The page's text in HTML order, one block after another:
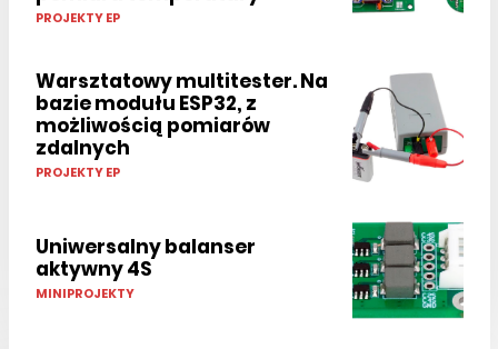
PROJEKTY EP
Warsztatowy multitester. Na
bazie modułu ESP32, z
możliwością pomiarów
zdalnych
PROJEKTY EP
Uniwersalny balanser
aktywny 4S
MINIPROJEKTY